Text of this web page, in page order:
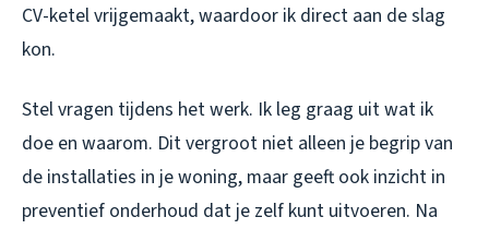
CV-ketel vrijgemaakt, waardoor ik direct aan de slag
kon.
Stel vragen tijdens het werk. Ik leg graag uit wat ik
doe en waarom. Dit vergroot niet alleen je begrip van
de installaties in je woning, maar geeft ook inzicht in
preventief onderhoud dat je zelf kunt uitvoeren. Na